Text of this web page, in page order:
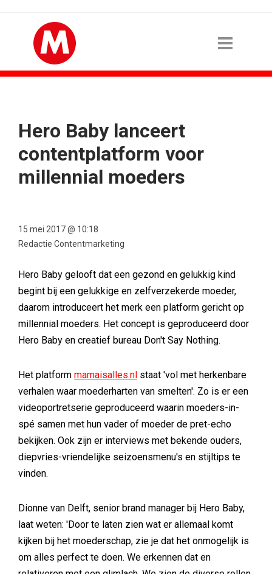
Hero Baby lanceert
contentplatform voor
millennial moeders
15 mei 2017 @ 10:18
Redactie Contentmarketing
Hero Baby gelooft dat een gezond en gelukkig kind
begint bij een gelukkige en zelfverzekerde moeder,
daarom introduceert het merk een platform gericht op
millennial moeders. Het concept is geproduceerd door
Hero Baby en creatief bureau Don't Say Nothing.
Het platform mamaisalles.nl staat 'vol met herkenbare
verhalen waar moederharten van smelten'. Zo is er een
videoportretserie geproduceerd waarin moeders-in-
spé samen met hun vader of moeder de pret-echo
bekijken. Ook zijn er interviews met bekende ouders,
diepvries-vriendelijke seizoensmenu's en stijltips te
vinden.
Dionne van Delft, senior brand manager bij Hero Baby,
laat weten: 'Door te laten zien wat er allemaal komt
kijken bij het moederschap, zie je dat het onmogelijk is
om alles perfect te doen. We erkennen dat en